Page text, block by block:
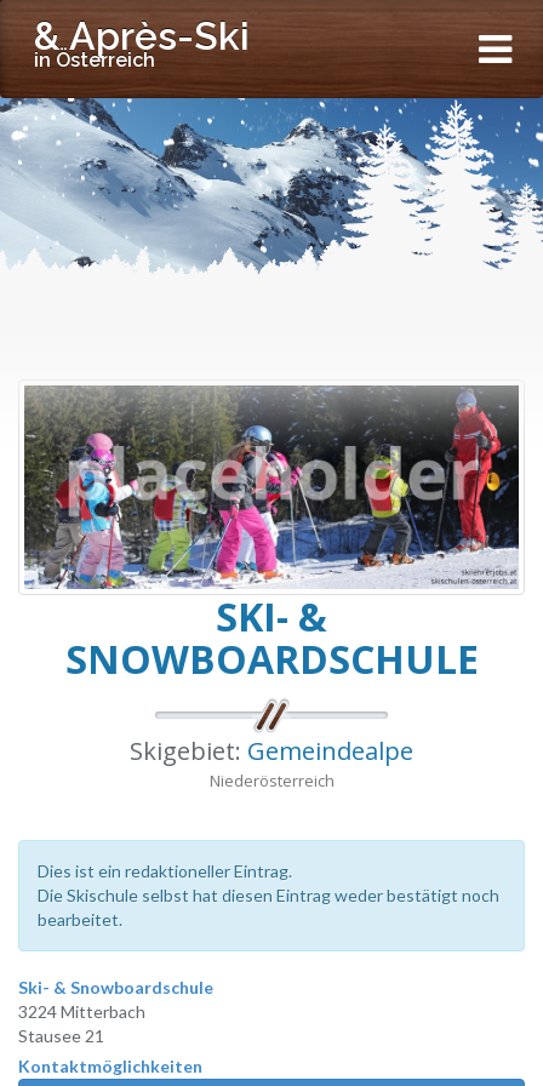
& Après-Ski
in Österreich
SKI- &
SNOWBOARDSCHULE
Skigebiet: Gemeindealpe
Niederösterreich
Dies ist ein redaktioneller Eintrag.
Die Skischule selbst hat diesen Eintrag weder bestätigt noch
bearbeitet.
Ski- & Snowboardschule
3224 Mitterbach
Stausee 21
Kontaktmöglichkeiten